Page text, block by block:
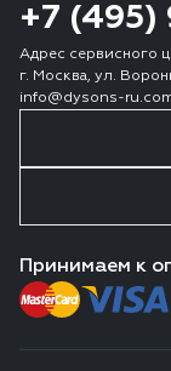
+7
Адрес сервисного
г. Москва, ул.
info@dysons-
Принимаем к